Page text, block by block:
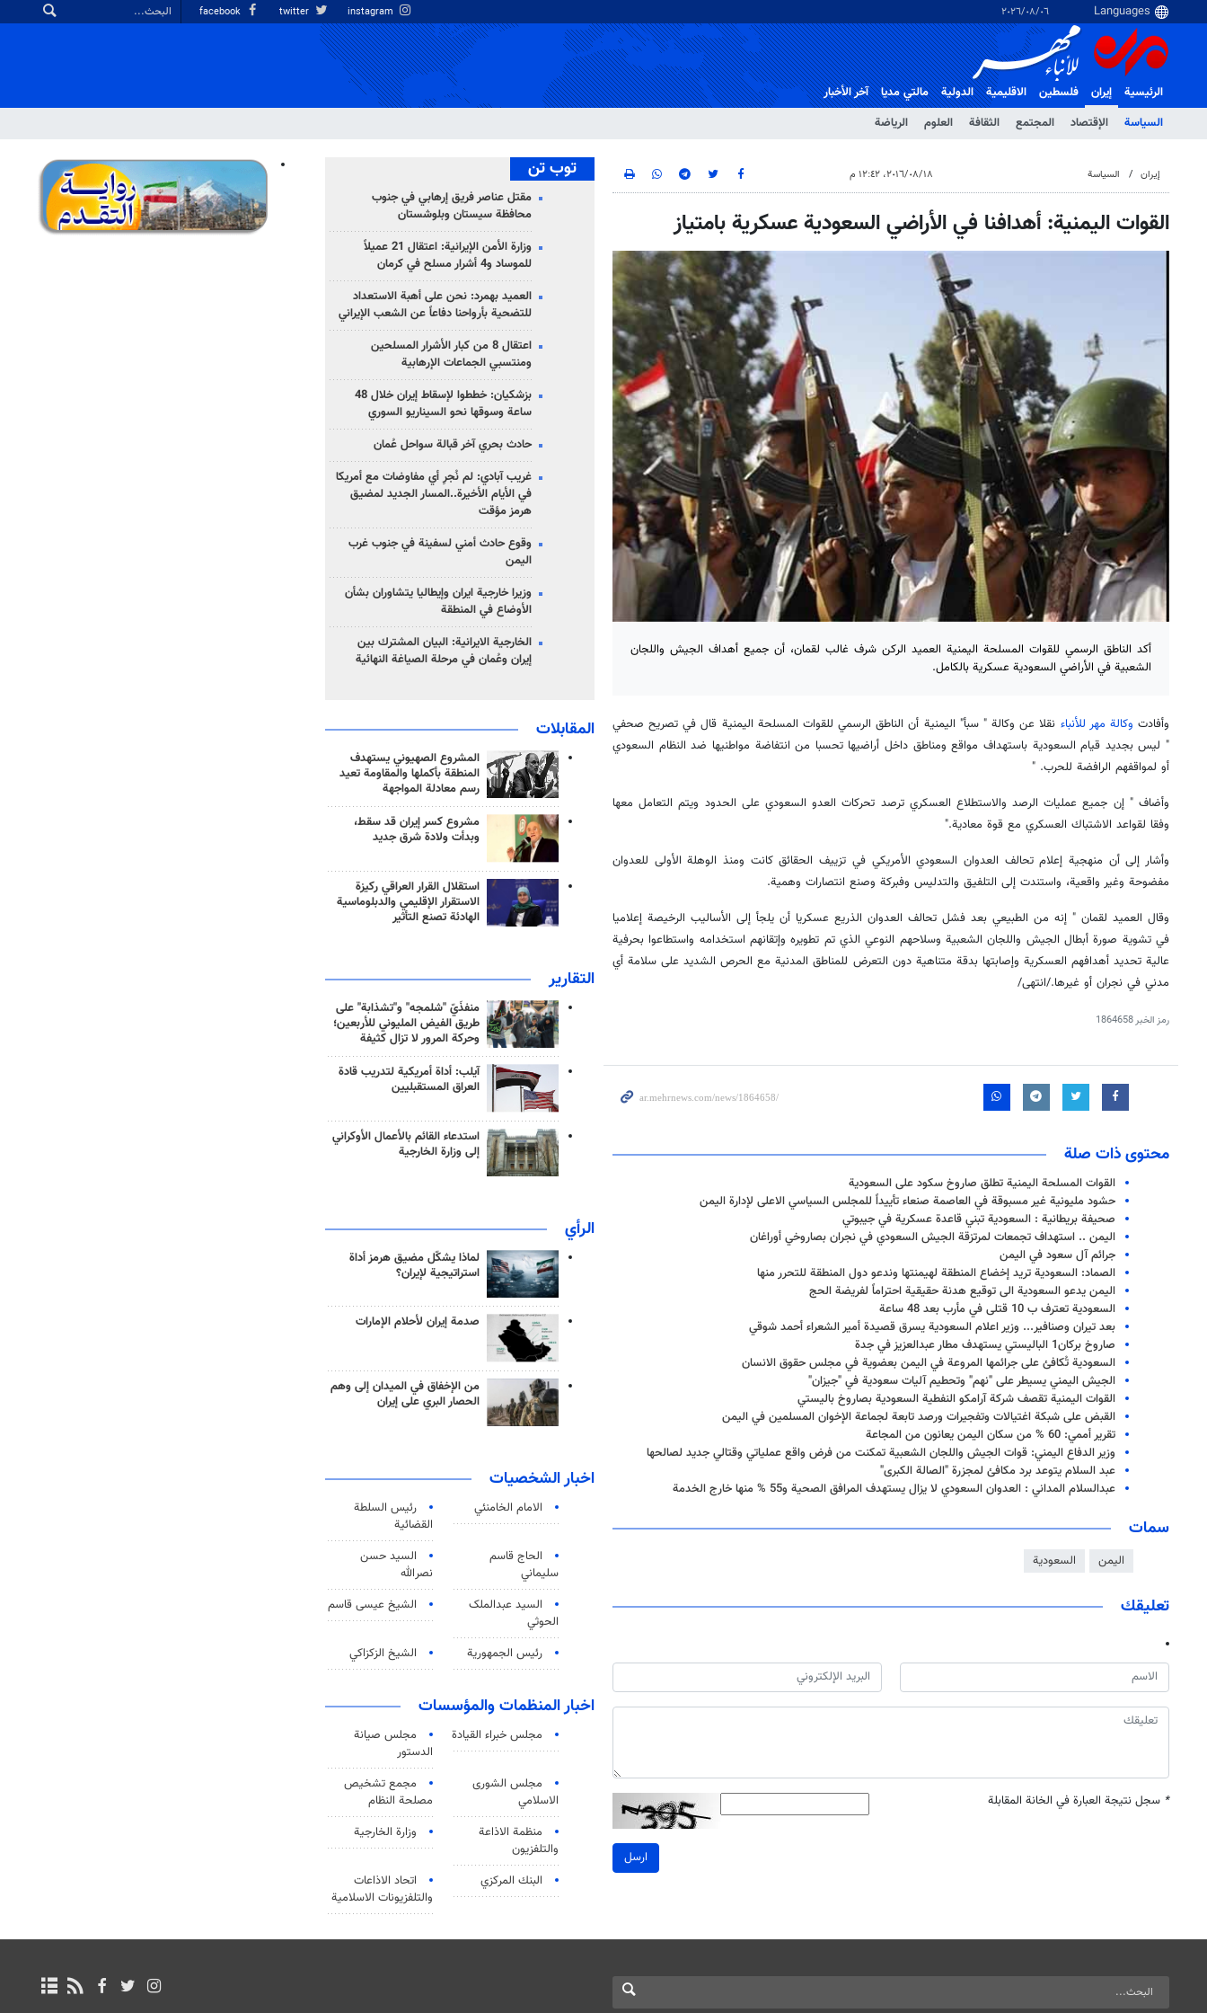
٠٦‏/٠٨‏/٢٠٢٦
الرئيسية
إيران
السياسة
الإقتصاد المجتمع الثقافة العلوم الرياضة
فلسطین الاقلیمیة الدولية مالتي مدیا آخر الأخبار
إيران السياسة ١٨‏/٠٨‏/٢٠١٦، ١٢:٤٢ م
القوات اليمنية: أهدافنا في الأراضي السعودية عسكرية بامتياز
أكد الناطق الرسمي للقوات المسلحة اليمنية العميد الركن شرف غالب لقمان، أن جميع أهداف الجيش واللجان
الشعبية في الأراضي السعودية عسكرية بالكامل.
وأفادت وكالة مهر للأنباء نقلا عن وكالة " سبأ" اليمنية أن الناطق الرسمي للقوات المسلحة اليمنية قال في تصريح صحفي
" ليس بجديد قيام السعودية باستهداف مواقع ومناطق داخل أراضيها تحسبا من انتفاضة مواطنيها ضد النظام السعودي
أو لمواقفهم الرافضة للحرب" .
وأضاف " إن جميع عمليات الرصد والاستطلاع العسكري ترصد تحركات العدو السعودي على الحدود ويتم التعامل معها
وفقا لقواعد الاشتباك العسكري مع قوة معادية".
وأشار إلى أن منهجية إعلام تحالف العدوان السعودي الأمريكي في تزييف الحقائق كانت ومنذ الوهلة الأولى للعدوان
مفضوحة وغير واقعية، واستندت إلى التلفيق والتدليس وفبركة وصنع انتصارات وهمية.
وقال العميد لقمان " إنه من الطبيعي بعد فشل تحالف العدوان الذريع عسكريا أن يلجأ إلى الأساليب الرخيصة إعلاميا
في تشوية صورة أبطال الجيش واللجان الشعبية وسلاحهم النوعي الذي تم تطويره وإتقانهم استخدامه واستطاعوا بحرفية
عالية تحديد أهدافهم العسكرية وإصابتها بدقة متناهية دون التعرض للمناطق المدنية مع الحرص الشديد على سلامة أي
مدني في نجران أو غيرها./انتهى/
رمز الخبر1864658
محتوى ذات صلة
القوات المسلحة اليمنية تطلق صاروخ سكود على السعودية
حشود مليونية غير مسبوقة في العاصمة صنعاء تأييداً للمجلس السياسي الاعلى لإدارة اليمن
صحيفة بريطانية : السعودية تبني قاعدة عسكرية في جيبوتي
اليمن .. استهداف تجمعات لمرتزقة الجيش السعودي في نجران بصاروخي أوراغان
جرائم آل سعود في اليمن
الصماد: السعودية تريد إخضاع المنطقة لهيمنتها وندعو دول المنطقة للتحرر منها
اليمن يدعو السعودية الى توقيع هدنة حقيقية احتراماً لفريضة الحج
السعودية تعترف ب 10 قتلى في مأرب بعد 48 ساعة
بعد تيران وصنافير... وزير اعلام السعودية يسرق قصيدة أمير الشعراء أحمد شوقي
صاروخ بركان1 الباليستي يستهدف مطار عبدالعزيز في جدة
السعودية تُكافئ على جرائمها المروعة في اليمن بعضوية في مجلس حقوق الانسان
الجيش اليمني يسيطر على "نهم" وتحطيم آليات سعودية في "جيزان"
القوات اليمنية تقصف شركة آرامكو النفطية السعودية بصاروخ باليستي
القبض على شبكة اغتيالات وتفجيرات ورصد تابعة لجماعة الإخوان المسلمين في اليمن
تقرير أممي: 60 % من سكان اليمن يعانون من المجاعة
وزير الدفاع اليمني: قوات الجيش واللجان الشعبية تمكنت من فرض واقع عملياتي وقتالي جديد لصالحها
عبد السلام يتوعد برد مكافئ لمجزرة "الصالة الكبرى"
عبدالسلام المداني : العدوان السعودي لا يزال يستهدف المرافق الصحية و55 % منها خارج الخدمة
سمات
اليمن السعودية
تعليقك
* سجل نتيجة العبارة في الخانة المقابلة
ارسل
توب تن
مقتل عناصر فريق إرهابي في جنوب
محافظة سيستان وبلوشستان
وزارة الأمن الإيرانية: اعتقال 21 عميلاً
للموساد و4 أشرار مسلح في كرمان
العميد بهمرد: نحن على أهبة الاستعداد
للتضحية بأرواحنا دفاعاً عن الشعب الإيراني
اعتقال 8 من كبار الأشرار المسلحين
ومنتسبي الجماعات الإرهابية
بزشكيان: خططوا لإسقاط إيران خلال 48
ساعة وسوقها نحو السيناريو السوري
حادث بحري آخر قبالة سواحل عُمان
غريب آبادي: لم نُجرِ أي مفاوضات مع أمريكا
في الأيام الأخيرة..المسار الجديد لمضيق
هرمز مؤقت
وقوع حادث أمني لسفينة في جنوب غرب
اليمن
وزيرا خارجية ايران وإيطاليا يتشاوران بشأن
الأوضاع في المنطقة
الخارجية الايرانية: البيان المشترك بين
إيران وعُمان في مرحلة الصياغة النهائية
المقابلات
المشروع الصهيوني يستهدف
المنطقة بأكملها والمقاومة تعيد
رسم معادلة المواجهة
مشروع كسر إيران قد سقط،
وبدأت ولادة شرق جديد
استقلال القرار العراقي ركيزة
الاستقرار الإقليمي والدبلوماسية
الهادئة تصنع التأثير
التقارير
منفذَيّ "شلمجه" و"تشذابة" على
طريق الفيض المليوني للأربعين؛
وحركة المرور لا تزال كثيفة
آيلب: أداة أمريكية لتدريب قادة
العراق المستقبليين
استدعاء القائم بالأعمال الأوكراني
إلى وزارة الخارجية
الرأي
لماذا يشكّل مضيق هرمز أداة
استراتيجية لإيران؟
صدمة إيران لأحلام الإمارات
من الإخفاق في الميدان إلى وهم
الحصار البري على إيران
اخبار الشخصيات
الامام الخامنئي
رئیس السلطة
القضائیة
الحاج قاسم
سليماني
السيد حسن
نصرالله
السید عبدالملک
الحوثي
الشيخ عيسى قاسم
رئيس الجمهورية الشيخ الزكزاكي
اخبار المنظمات والمؤسسات
مجلس خبراء القيادة
مجلس صيانة
الدستور
مجلس الشورى
الاسلامي
مجمع تشخيص
مصلحة النظام
منظمة الاذاعة
والتلفزیون
وزارة الخارجية
البنك المركزي
اتحاد الاذاعات
والتلفزيونات الاسلامية